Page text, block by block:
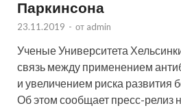
Паркинсона
23.11.2019 - от admin
Ученые Университета
связь между применением
и увеличением риска развития
Об этом сообщает пресс-релиз